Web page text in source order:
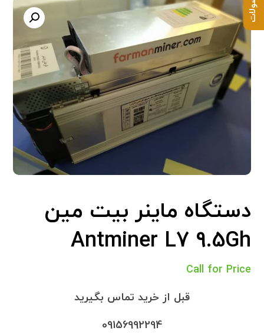
دستگاه ماینر بیت مین
Antminer L7 9.5Gh
Call for Price
قبل از خرید تماس بگیرید
09156992294